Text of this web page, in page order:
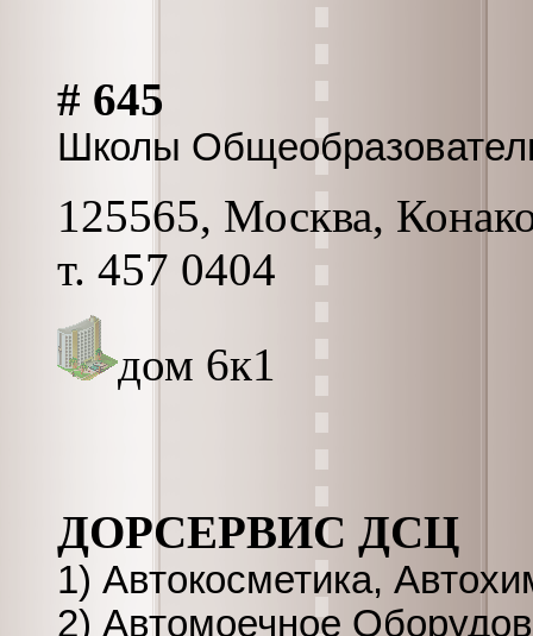
# 645
Школы
125565, Москва,
т. 457 0404
дом 6к1
ДОРСЕРВИС ДСЦ
1) Автокосметика,
2) Автомоечное